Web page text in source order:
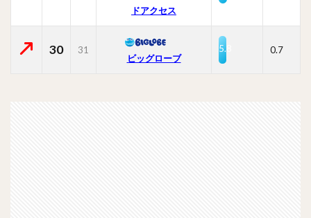
ドアクセス
30 31
ビッグローブ
5.8 0.7